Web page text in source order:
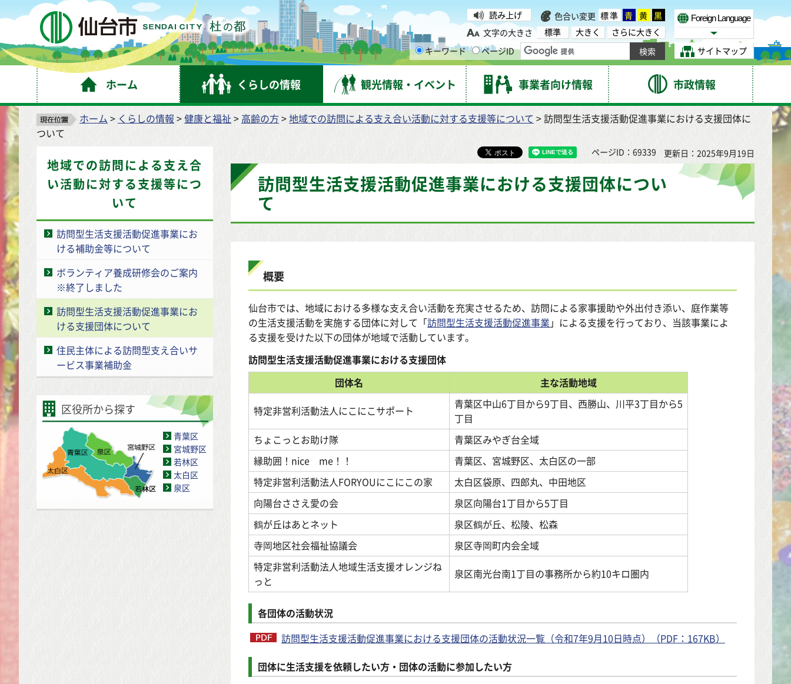
仙台市 読み上げ 色合い変更 標準 青 黄 黒
文字の大きさ
標準 大きく
さらに大きく
キーワード
ページID
Foreign Language
Select Language
サイトマップ
ホーム くらしの情報 観光情報・イベント 事業者向け情報 市政情報
ホーム > くらしの情報 >健康と福祉 > 高齢の方 >地域での訪問による支え合い活動に対する支援等について > 訪問型生活支援活動促進事業における支援団体に
ついて
地域での訪問による支え合
い活動に対する支援等につ
いて
訪問型生活支援活動促進事業にお
ける補助金等について
ボランティア養成研修会のご案内
※終了しました
訪問型生活支援活動促進事業にお
ける支援団体について
住民主体による訪問型支え合いサ
ービス事業補助金
区役所から探す
青葉区
宮城野区
若林区
太白区
泉区
ページID：69339 更新日：2025年9月19日
訪問型生活支援活動促進事業における支援団体につい
て
概要
仙台市では、地域における多様な支え合い活動を充実させるため、訪問による家事援助や外出付き添い、庭作業等
の生活支援活動を実施する団体に対して「訪問型生活支援活動促進事業 」による支援を行っており、当該事業によ
る支援を受けた以下の団体が地域で活動しています。
訪問型生活支援活動促進事業における支援団体
団体名
主な活動地域
特定非営利活動法人にこにこサポート
青葉区中山6丁目から9丁目、西勝山、川平3丁目から5
丁目
ちょこっとお助け隊
青葉区みやぎ台全域
縁助囲！nice me！！
青葉区、宮城野区、太白区の一部
特定非営利活動法人FORYOUにこにこの家
太白区袋原、四郎丸、中田地区
向陽台ささえ愛の会
泉区向陽台1丁目から5丁目
鶴が丘はあとネット
泉区鶴が丘、松陵、松森
寺岡地区社会福祉協議会
泉区寺岡町内会全域
特定非営利活動法人地域生活支援オレンジね
っと
泉区南光台南1丁目の事務所から約10キロ圏内
各団体の活動状況
訪問型生活支援活動促進事業における支援団体の活動状況一覧（令和7年9月10日時点）（PDF：167KB）
団体に生活支援を依頼したい方・団体の活動に参加したい方